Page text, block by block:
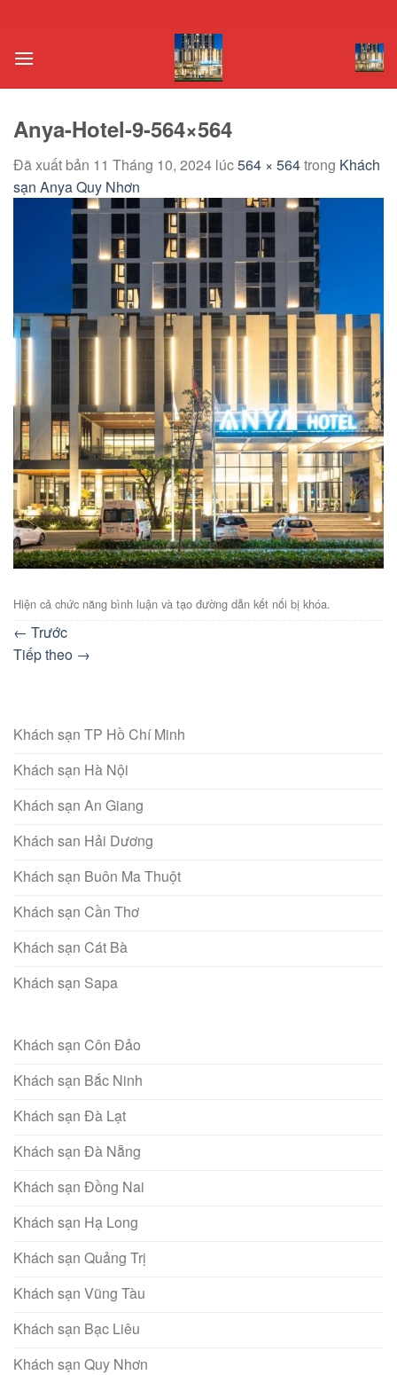
nội
Anya-Hotel-9-564×564
Đã xuất bản 11 Tháng 10, 2024 lúc564 × 564trong Khách
sạn Anya Quy Nhơn
Hiện cả chức năng bình luận và tạo đường dẫn kết nối bị khóa.
← Trước
Tiếp theo →
Khách sạn TP Hồ Chí Minh
Khách sạn Hà Nội
Khách sạn An Giang
Khách san Hải Dương
Khách sạn Buôn Ma Thuột
Khách sạn Cần Thơ
Khách sạn Cát Bà
Khách sạn Sapa
Khách sạn Côn Đảo
Khách sạn Bắc Ninh
Khách sạn Đà Lạt
Khách sạn Đà Nẵng
Khách sạn Đồng Nai
Khách sạn Hạ Long
Khách sạn Quảng Trị
Khách sạn Vũng Tàu
Khách sạn Bạc Liêu
Khách sạn Quy Nhơn